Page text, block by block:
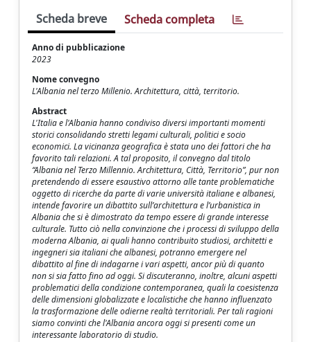
Scheda breve Scheda completa
Anno di pubblicazione
2023
Nome convegno
L'Albania nel terzo Millenio. Architettura, città, territorio.
Abstract
L'Italia e l'Albania hanno condiviso diversi importanti momenti
storici consolidando stretti legami culturali, politici e socio
economici. La vicinanza geografica è stata uno dei fattori che ha
favorito tali relazioni. A tal proposito, il convegno dal titolo
“Albania nel Terzo Millennio. Architettura, Città, Territorio”, pur non
pretendendo di essere esaustivo attorno alle tante problematiche
oggetto di ricerche da parte di varie università italiane e albanesi,
intende favorire un dibattito sull’architettura e l’urbanistica in
Albania che si è dimostrato da tempo essere di grande interesse
culturale. Tutto ciò nella convinzione che i processi di sviluppo della
moderna Albania, ai quali hanno contribuito studiosi, architetti e
ingegneri sia italiani che albanesi, potranno emergere nel
dibattito al fine di indagarne i vari aspetti, ancor più di quanto
non si sia fatto fino ad oggi. Si discuteranno, inoltre, alcuni aspetti
problematici della condizione contemporanea, quali la coesistenza
delle dimensioni globalizzate e localistiche che hanno influenzato
la trasformazione delle odierne realtà territoriali. Per tali ragioni
siamo convinti che l'Albania ancora oggi si presenti come un
interessante laboratorio di studio.